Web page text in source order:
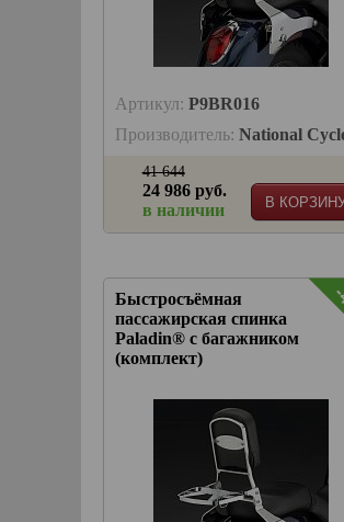
Артикул: P9BR016
Производитель: National
В
41 644
24 986 руб.
в наличии
Быстросъёмная
пассажирская спинка
Paladin® с багажником
(комплект)
-